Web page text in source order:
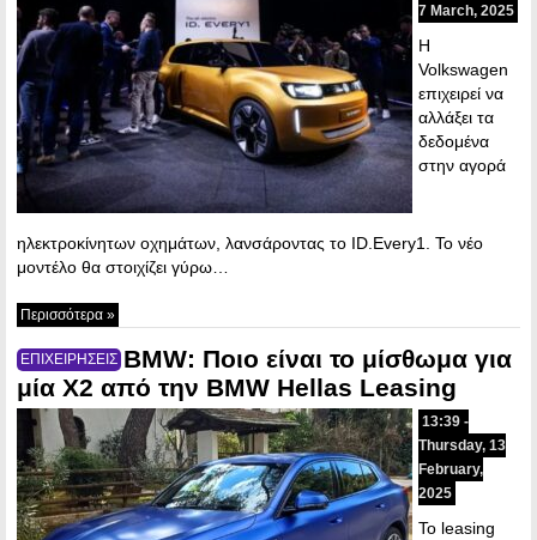
7 March, 2025
H
Volkswagen
επιχειρεί να
αλλάξει τα
δεδομένα
στην αγορά
ηλεκτροκίνητων οχημάτων, λανσάροντας το ID.Every1. Το νέο
μοντέλο θα στοιχίζει γύρω…
Περισσότερα »
ΕΠΙΧΕΙΡΗΣΕΙΣ BMW: Ποιο είναι το μίσθωμα για
μία Χ2 από την BMW Hellas Leasing
13:39 -
Thursday, 13
February,
2025
To leasing